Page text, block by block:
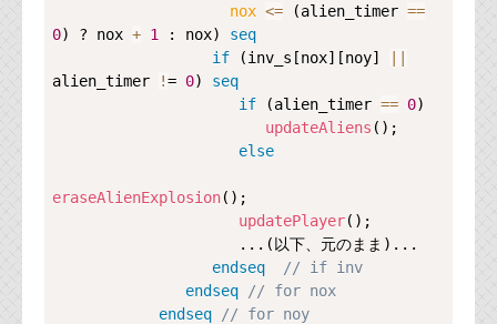
nox <= (alien_timer ==
0) ? nox + 1 : nox) seq
if (inv_s[nox][noy]
alien_timer
!= 0) seq
if (alien_timer == 0)
updateAliens ();
else
eraseAlienExplosion();
updatePlayer();
endseq
// if inv
endseq
// for nox
endseq
// for noy